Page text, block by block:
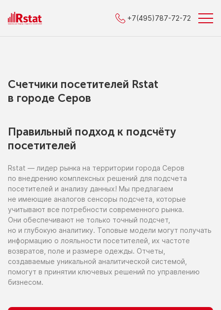
+7(495)787-72-72
Счетчики посетителей Rstat
в городe Серов
Правильный подход к подсчёту
посетителей
Rstat — лидер рынка на территории города Серов
по внедрению комплексных решений для подсчета
посетителей и анализу данных! Мы предлагаем
не имеющие аналогов сенсоры подсчета, которые
учитывают все потребности современного рынка.
Они обеспечивают не только точный подсчет,
но и глубокую аналитику. Топовые модели могут получать
информацию о лояльности посетителей, их частоте
возвратов, поле и размере одежды. Отчеты,
создаваемые уникальной аналитической системой,
помогут в принятии ключевых решений по управлению
бизнесом.